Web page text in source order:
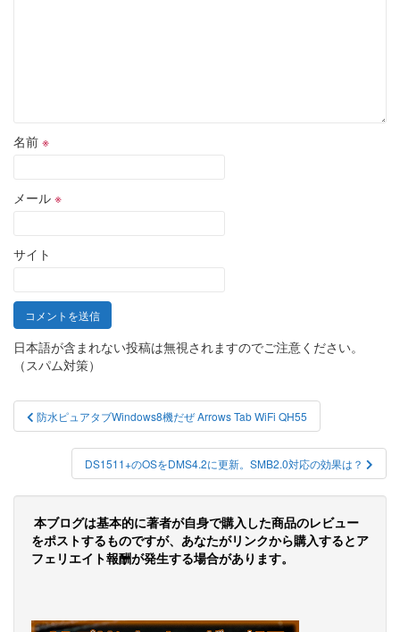
名前 ※
メール ※
サイト
日本語が含まれない投稿は無視されますのでご注意ください。
（スパム対策）
投
稿
ビ
ゲ
ー
ョ
防水ピュアタブWindows8機だぜ Arrows Tab WiFi QH55
DS1511+のOSをDMS4.2に更新。SMB2.0対応の効果は？
本ブログは基本的に著者が自身で購入した商品のレビュー
をポストするものですが、あなたがリンクから購入するとア
フェリエイト報酬が発生する場合があります。